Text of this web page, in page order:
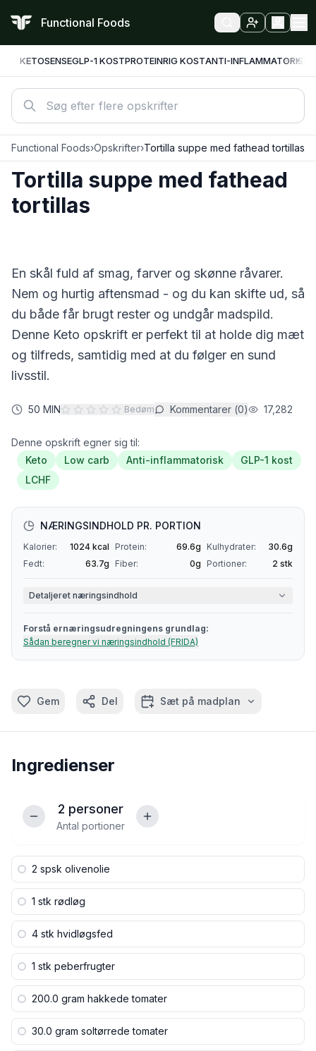
Functional Foods
KETOSENSEGLP-1 KOSTPROTEINRIG KOSTANTI-INFLAMMATORISK
Functional Foods›Opskrifter›Tortilla suppe med fathead tortillas
Tortilla suppe med fathead
tortillas
En skål fuld af smag, farver og skønne råvarer.
Nem og hurtig aftensmad - og du kan skifte ud, så
du både får brugt rester og undgår madspild.
Denne Keto opskrift er perfekt til at holde dig mæt
og tilfreds, samtidig med at du følger en sund
livsstil.
50 MIN Bedøm Kommentarer (0) 17,282
Denne opskrift egner sig til:
Keto
Low carb Anti-inflammatorisk
GLP-1 kost
LCHF
NÆRINGSINDHOLD PR. PORTION
Kalorier: 1024 kcal Protein: 69.6g Kulhydrater: 30.6g
Fedt:
63.7g Fiber: 0g Portioner: 2 stk
Detaljeret næringsindhold
Forstå ernæringsudregningens grundlag:
Sådan beregner vi næringsindhold (FRIDA)
Gem Del Sæt på madplan
Ingredienser
2 personer
Antal portioner
2 spsk olivenolie
1 stk rødløg
4 stk hvidløgsfed
1 stk peberfrugter
200.0 gram hakkede tomater
30.0 gram soltørrede tomater